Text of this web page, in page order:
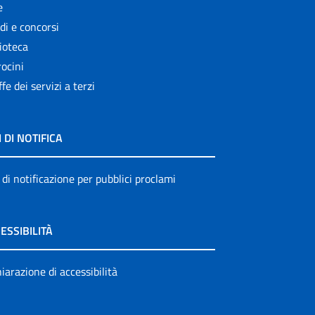
e concorsi
dei servizi a terzi
DI NOTIFICA
notificazione per pubblici proclami
di accessibilità